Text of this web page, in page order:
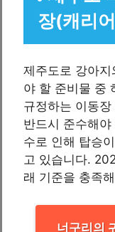
장(캐리
제주도로 강아
야 할 준비물 중
규정하는 이동
반드시 준수해
수로 인해 탑승
고 있습니다.
래 기준을 충족
너구리의